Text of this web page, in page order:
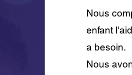
Nous
enfant
a besoin.
Nous